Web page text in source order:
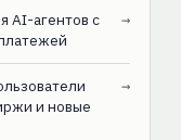
AI-агентов с
→
и новые
→